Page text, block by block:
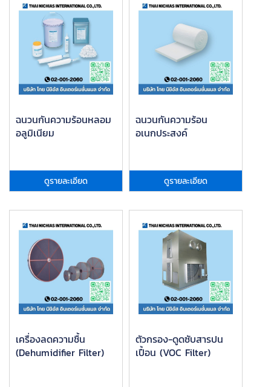
ฉนวนกันความร้อนหลอม
อลูมิเนียม
ดูรายละเอียด
ฉนวนกันความร้อน
อเนกประสงค์
ดูรายละเอียด
เครื่องลดความชื้น
(Dehumidifier Filter)
ตัวกรอง-ดูดซับสารปน
เปื้อน (VOC Filter)